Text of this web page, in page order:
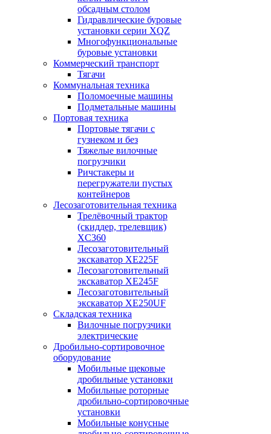
обсадным столом
Гидравлические буровые
установки серии XQZ
Многофункциональные
буровые установки
Коммерческий транспорт
Тягачи
Коммунальная техника
Поломоечные машины
Подметальные машины
Портовая техника
Портовые тягачи с
гузнеком и без
Тяжелые вилочные
погрузчики
Ричстакеры и
перегружатели пустых
контейнеров
Лесозаготовительная техника
Трелёвочный трактор
(скиддер, трелевщик)
XC360
Лесозаготовительный
экскаватор XE225F
Лесозаготовительный
экскаватор XE245F
Лесозаготовительный
экскаватор XE250UF
Складская техника
Вилочные погрузчики
электрические
Дробильно-сортировочное
оборудование
Мобильные щековые
дробильные установки
Мобильные роторные
дробильно-сортировочные
установки
Мобильные конусные